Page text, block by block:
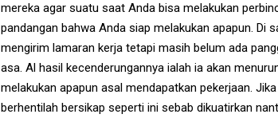
mereka agar suatu saat Anda bisa melakukan
pandangan bahwa Anda siap melakukan apapun. Di
mengirim lamaran kerja tetapi masih belum ada
asa. Al hasil kecenderungannya ialah ia akan
melakukan apapun asal mendapatkan pekerjaan.
berhentilah bersikap seperti ini sebab dikuatirkan